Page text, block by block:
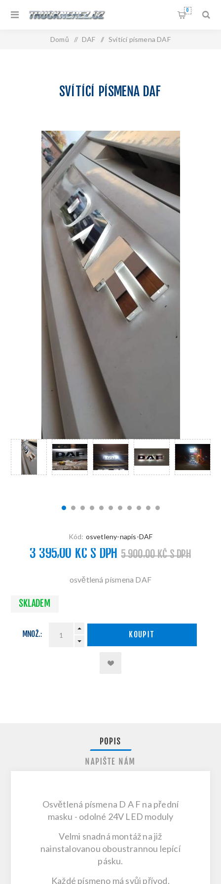
0
Domů / DAF / Svítící písmena DAF
SVÍTÍCÍ PÍSMENA DAF
Kód: osvetleny-napis-DAF
3 395,00 KČ S DPH 5 900,00 KČ S DPH
osvětlená písmena DAF
SKLADEM
MNOŽ.: KOUPIT
POPIS
NAPIŠTE NÁM
Osvětlená písmena D A F na přední
masku - odolné 24V LED moduly
Velmi snadná montáž na již
nainstalovanou oboustrannou lepící
pásku.
Každé písmeno má svůj přívod.